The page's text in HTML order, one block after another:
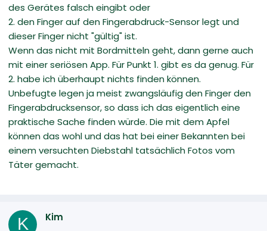
des Gerätes falsch eingibt oder
2. den Finger auf den Fingerabdruck-Sensor legt und
dieser Finger nicht "gültig" ist.
Wenn das nicht mit Bordmitteln geht, dann gerne auch
mit einer seriösen App. Für Punkt 1. gibt es da genug. Für
2. habe ich überhaupt nichts finden können.
Unbefugte legen ja meist zwangsläufig den Finger den
Fingerabdrucksensor, so dass ich das eigentlich eine
praktische Sache finden würde. Die mit dem Apfel
können das wohl und das hat bei einer Bekannten bei
einem versuchten Diebstahl tatsächlich Fotos vom
Täter gemacht.
K Kim